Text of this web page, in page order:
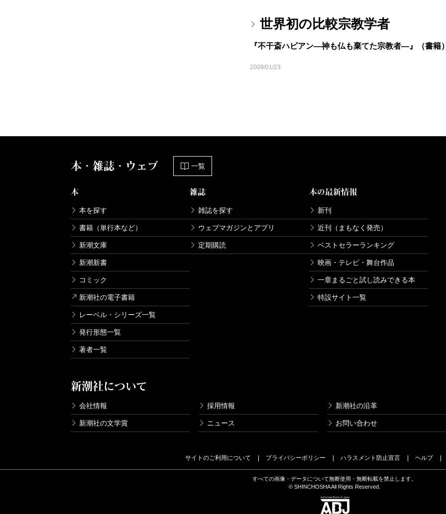
世界初の比較宗教学者
『不干斎ハビアン―神も仏も棄てた宗教者―』（書籍
2009/01/23
本・雑誌・ウェブ 一覧
本
本を探す
書籍（単行本など）
新潮文庫
新潮新書
コミック
新潮社の電子書籍
レーベル・シリーズ一覧
発行形態一覧
著者一覧
雑誌
雑誌を探す
ウェブマガジンとアプリ
定期購読
本の最新情報
新刊
近刊（まもなく発売）
ベストセラーランキング
映画・テレビ・舞台作品
一章まるごと試し読みできる本
特設サイト一覧
新潮社について
会社情報 採用情報 新潮社の沿革
新潮社の文学賞 ニュース お問い合わせ
サイトのご利用について プライバシーポリシー ハラスメント防止宣言 ヘルプ
すべての画像・データについて無断使用・無断転載を禁止します。
© SHINCHOSHA All Rights Reserved.